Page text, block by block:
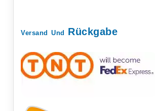
Versand Und Rückgabe